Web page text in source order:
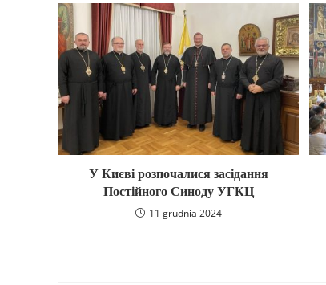
У Києві розпочалися засідання
Постійного Синоду УГКЦ
11 grudnia 2024